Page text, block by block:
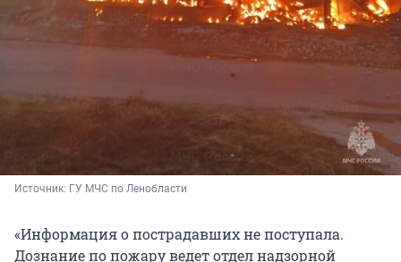
Источник: ГУ МЧС по Ленобласти
«Информация о пострадавших не поступала.
Дознание по пожару ведет отдел надзорной